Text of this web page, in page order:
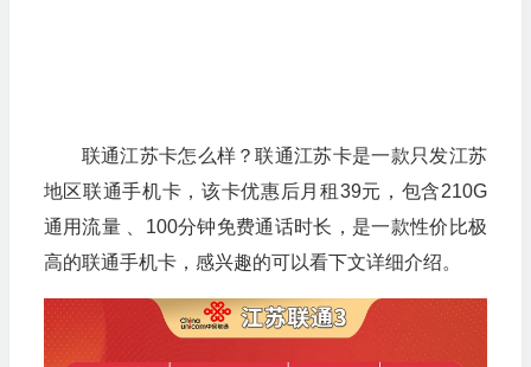
联通江苏卡怎么样？联通江苏卡是一款只发江苏
地区联通手机卡，该卡优惠后月租39元，包含210G
通用流量 、100分钟免费通话时长，是一款性价比极
高的联通手机卡，感兴趣的可以看下文详细介绍。